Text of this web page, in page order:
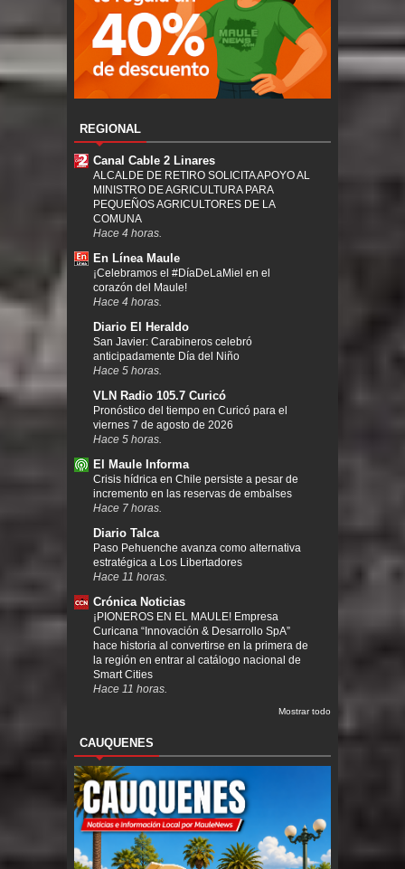
REGIONAL
Canal Cable 2 Linares
ALCALDE DE RETIRO SOLICITA APOYO AL
MINISTRO DE AGRICULTURA PARA
PEQUEÑOS AGRICULTORES DE LA
COMUNA
Hace 4 horas.
En Línea Maule
¡Celebramos el #DíaDeLaMiel en el
corazón del Maule!
Hace 4 horas.
Diario El Heraldo
San Javier: Carabineros celebró
anticipadamente Día del Niño
Hace 5 horas.
VLN Radio 105.7 Curicó
Pronóstico del tiempo en Curicó para el
viernes 7 de agosto de 2026
Hace 5 horas.
El Maule Informa
Crisis hídrica en Chile persiste a pesar de
incremento en las reservas de embalses
Hace 7 horas.
Diario Talca
Paso Pehuenche avanza como alternativa
estratégica a Los Libertadores
Hace 11 horas.
Crónica Noticias
¡PIONEROS EN EL MAULE! Empresa
Curicana “Innovación & Desarrollo SpA”
hace historia al convertirse en la primera de
la región en entrar al catálogo nacional de
Smart Cities
Hace 11 horas.
Mostrar todo
CAUQUENES